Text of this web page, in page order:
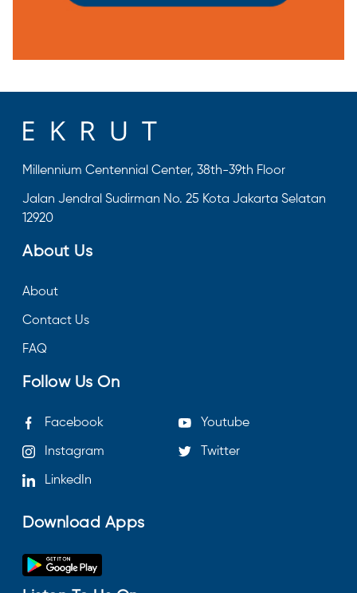
Millennium Centennial Center, 38th-39th Floor
Jalan Jendral Sudirman No. 25 Kota Jakarta Selatan
12920
About Us
About
Contact Us
FAQ
Follow Us On
Facebook Youtube
Instagram Twitter
LinkedIn
Download Apps